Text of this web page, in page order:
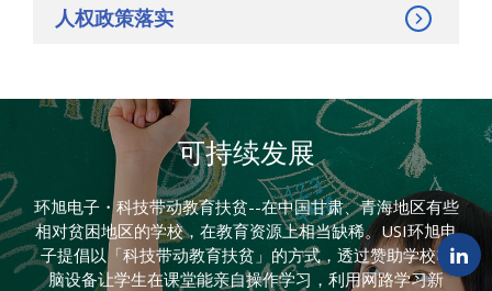
人权政策落实
可持续发展
环旭电子・科技带动教育扶贫--在中国甘肃、青海地区有些
相对贫困地区的学校，在教育资源上相当缺稀。USI环旭电
子提倡以「科技带动教育扶贫」的方式，透过赞助学校电
脑设备让学生在课堂能亲自操作学习，利用网路学习新